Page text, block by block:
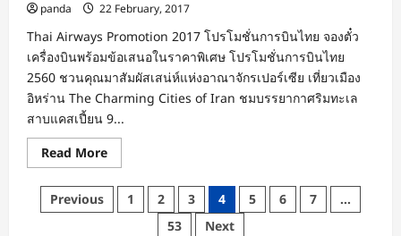
panda 22 February, 2017
Thai Airways Promotion 2017 โปรโมชั่นการบินไทย จองตั๋ว
เครื่องบินพร้อมข้อเสนอในราคาพิเศษ โปรโมชั่นการบินไทย
2560 ชวนคุณมาสัมผัสเสน่ห์แห่งอาณาจักรเปอร์เซีย เที่ยวเมือง
อิหร่าน The Charming Cities of Iran ชมบรรยากาศริมทะเล
สาบแคสเปี้ยน 9...
Read MoreRead
more
โปร
ชั่
Posts
Previous 1 2 3 4 5 6 7
…
53
Next